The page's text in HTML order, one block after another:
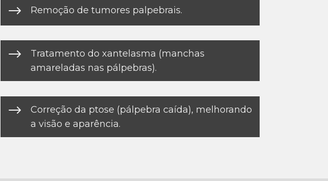
$ Remoção de tumores palpebrais.
$
Tratamento do xantelasma (manchas
amareladas nas pálpebras).
$
Correção da ptose (pálpebra caída), melhorando
a visão e aparência.